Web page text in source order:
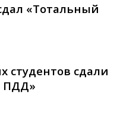
«Тотальный
студентов сдали
ПДД»